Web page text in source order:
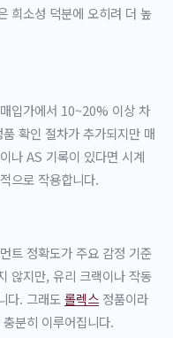
희소성 덕분에 오히려 더 높
입가에서 10~20% 이상 차
확인 절차가 추가되지만 매
나 AS 기록이 있다면 시계
으로 작용합니다.
트 정확도가 주요 감정 기준
않지만, 유리 크랙이나 작동
다. 그래도롤렉스 정품이라
분히 이루어집니다.